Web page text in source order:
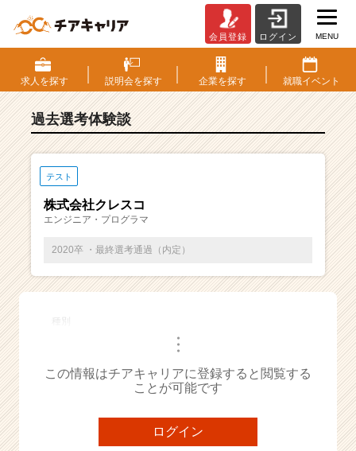
S・
選
考
験
ベ
ン
チ
ー・
成
ら
ス
ト
会員登録 ログイン MENU
求人を探す 説明会を探す 企業を探す 就職イベント
過去選考体験談
テスト
株式会社クレスコ
エンジニア・プログラマ
2020卒 ・最終選考通過（内定）
・・・
この情報はチアキャリアに登録すると閲覧する
ことが可能です
ログイン